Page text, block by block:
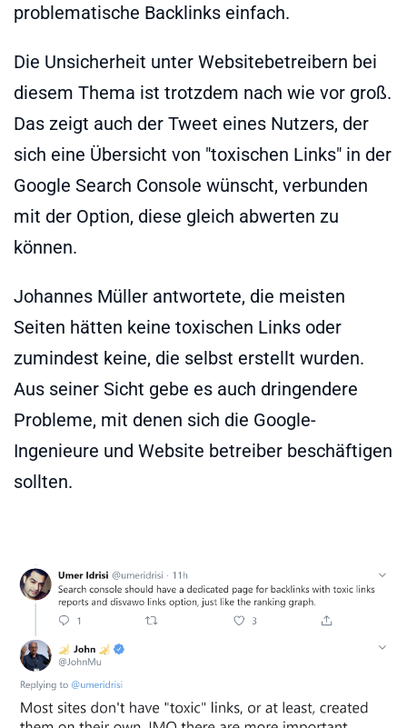
problematische Backlinks einfach.
Die Unsicherheit unter Websitebetreibern bei
diesem Thema ist trotzdem nach wie vor groß.
Das zeigt auch der Tweet eines Nutzers, der
sich eine Übersicht von "toxischen Links" in der
Google Search Console wünscht, verbunden
mit der Option, diese gleich abwerten zu
können.
Johannes Müller antwortete, die meisten
Seiten hätten keine toxischen Links oder
zumindest keine, die selbst erstellt wurden.
Aus seiner Sicht gebe es auch dringendere
Probleme, mit denen sich die Google-
Ingenieure und Website betreiber beschäftigen
sollten.